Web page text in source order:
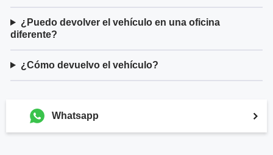
¿Puedo devolver el vehículo en una oficina
diferente?
¿Cómo devuelvo el vehículo?
Whatsapp